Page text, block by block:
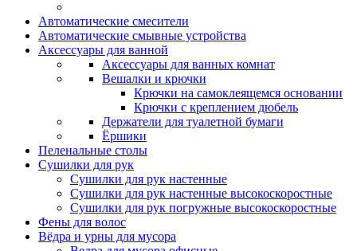
Автоматические смесители
Автоматические смывные устройства
Аксессуары для ванной
Аксессуары для ванных комнат
Вешалки и крючки
Крючки на самоклеящемся основании
Крючки с креплением дюбель
Держатели для туалетной бумаги
Ёршики
Пеленальные столы
Сушилки для рук
Сушилки для рук настенные
Сушилки для рук настенные высокоскоростные
Сушилки для рук погружные высокоскоростные
Фены для волос
Вёдра и урны для мусора